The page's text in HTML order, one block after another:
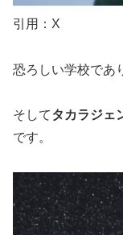
引用：X
恐ろしい学校であ
そしてタカラジェ
です。